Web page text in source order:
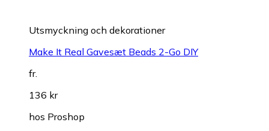
Utsmyckning och dekorationer
Make It Real Gavesæt Beads 2-Go DIY
fr.
136 kr
hos Proshop